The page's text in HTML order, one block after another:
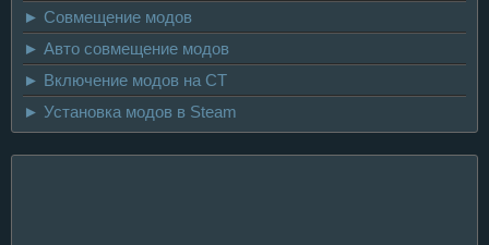
► Совмещение модов
► Авто совмещение модов
► Включение модов на CT
► Установка модов в Steam